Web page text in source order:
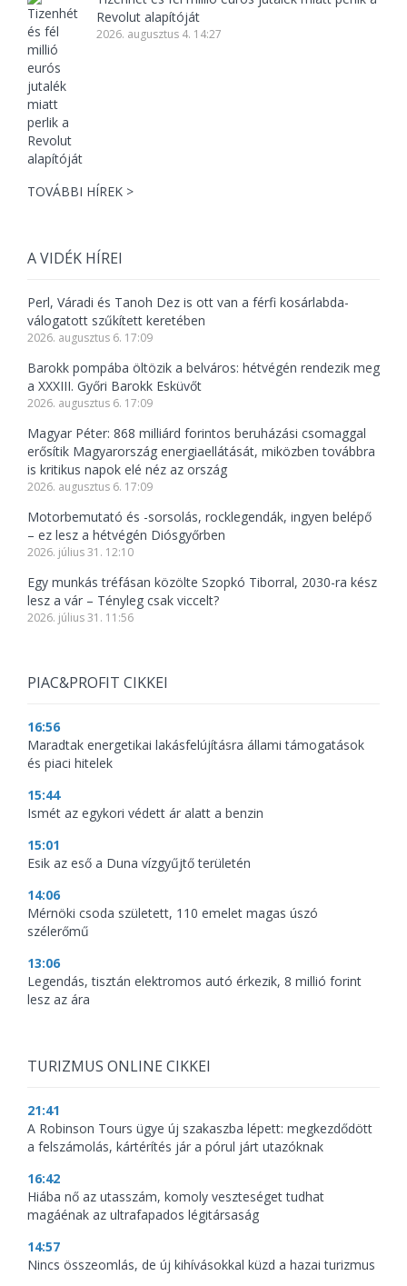
Revolut alapítóját
2026. augusztus 4. 14:27
TOVÁBBI HÍREK >
A VIDÉK HÍREI
Perl, Váradi és Tanoh Dez is ott van a férfi kosárlabda-
válogatott szűkített keretében
2026. augusztus 6. 17:09
Barokk pompába öltözik a belváros: hétvégén rendezik meg
a XXXIII. Győri Barokk Esküvőt
2026. augusztus 6. 17:09
Magyar Péter: 868 milliárd forintos beruházási csomaggal
erősítik Magyarország energiaellátását, miközben továbbra
is kritikus napok elé néz az ország
2026. augusztus 6. 17:09
Motorbemutató és -sorsolás, rocklegendák, ingyen belépő
– ez lesz a hétvégén Diósgyőrben
2026. július 31. 12:10
Egy munkás tréfásan közölte Szopkó Tiborral, 2030-ra kész
lesz a vár – Tényleg csak viccelt?
2026. július 31. 11:56
PIAC&PROFIT CIKKEI
16:56
Maradtak energetikai lakásfelújításra állami támogatások
és piaci hitelek
15:44
Ismét az egykori védett ár alatt a benzin
15:01
Esik az eső a Duna vízgyűjtő területén
14:06
Mérnöki csoda született, 110 emelet magas úszó
szélerőmű
13:06
Legendás, tisztán elektromos autó érkezik, 8 millió forint
lesz az ára
TURIZMUS ONLINE CIKKEI
21:41
A Robinson Tours ügye új szakaszba lépett: megkezdődött
a felszámolás, kártérítés jár a pórul járt utazóknak
16:42
Hiába nő az utasszám, komoly veszteséget tudhat
magáénak az ultrafapados légitársaság
14:57
Nincs összeomlás, de új kihívásokkal küzd a hazai turizmus